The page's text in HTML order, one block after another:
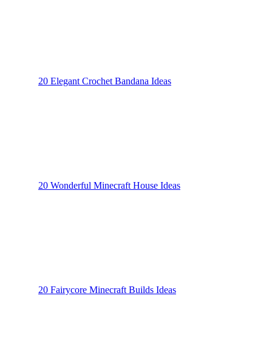
20 Elegant Crochet Bandana Ideas
20 Wonderful Minecraft House Ideas
20 Fairycore Minecraft Builds Ideas